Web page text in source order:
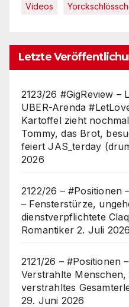
Videos
Letzte
2123/26 #GigReview –
UBER-Arenda
Kartoffel zieht
Tommy, das Brot,
feiert JAS_terday
2026
2122/26 – #Positionen
– Fensterstürze,
dienstverpflichtete
Romantiker 2. Juli 2026
2121/26 – #Positionen
Verstrahlte
verstrahltes
29. Juni 2026